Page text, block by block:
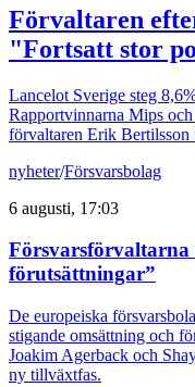
Förvaltaren
"Fortsatt stor
Lancelot Sverige steg
Rapportvinnarna Mips
förvaltaren Erik Bertilsson
nyheter/Försvarsbolag
6 augusti, 17:03
förutsättningar”
De europeiska
stigande omsättning och
Joakim Agerback och
ny tillväxtfas.